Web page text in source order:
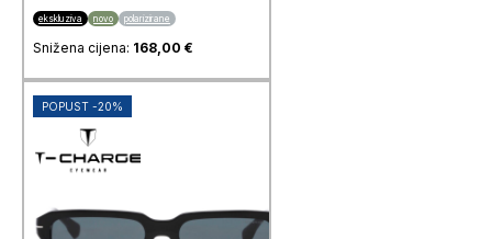
ekskluziva novo polarizirane
Snižena cijena: 168,00 €
POPUST -20%